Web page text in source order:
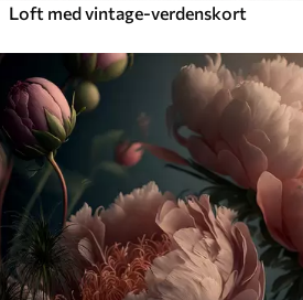
Loft med vintage-verdenskort